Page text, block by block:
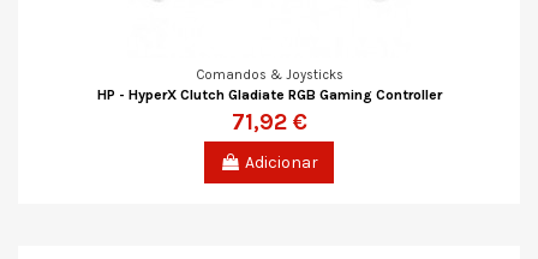
Comandos & Joysticks
HP - HyperX Clutch Gladiate RGB Gaming Controller
71,92 €
Adicionar